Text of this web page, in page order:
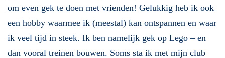
om even gek te doen met vrienden! Gelukkig heb ik ook
een hobby waarmee ik (meestal) kan ontspannen en waar
ik veel tijd in steek. Ik ben namelijk gek op Lego – en
dan vooral treinen bouwen. Soms sta ik met mijn club